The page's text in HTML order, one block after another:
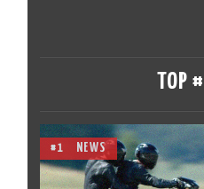
TOP
#1 NEWS